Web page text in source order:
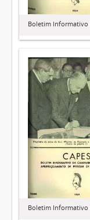
Boletim Informativo
Boletim Informativo